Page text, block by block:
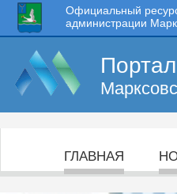
Официальный
администрации
ГЛАВНАЯ